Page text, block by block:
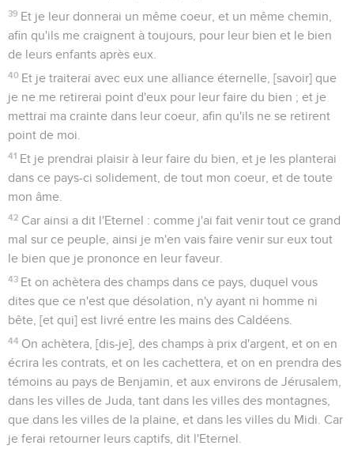
39 Et je leur donnerai un même coeur, et un même chemin,
afin qu'ils me craignent à toujours, pour leur bien et le bien
de leurs enfants après eux.
40 Et je traiterai avec eux une alliance éternelle, [savoir] que
je ne me retirerai point d'eux pour leur faire du bien ; et je
mettrai ma crainte dans leur coeur, afin qu'ils ne se retirent
point de moi.
41 Et je prendrai plaisir à leur faire du bien, et je les planterai
dans ce pays-ci solidement, de tout mon coeur, et de toute
mon âme.
42 Car ainsi a dit l'Eternel : comme j'ai fait venir tout ce grand
mal sur ce peuple, ainsi je m'en vais faire venir sur eux tout
le bien que je prononce en leur faveur.
43 Et on achètera des champs dans ce pays, duquel vous
dites que ce n'est que désolation, n'y ayant ni homme ni
bête, [et qui] est livré entre les mains des Caldéens.
44 On achètera, [dis-je], des champs à prix d'argent, et on en
écrira les contrats, et on les cachettera, et on en prendra des
témoins au pays de Benjamin, et aux environs de Jérusalem,
dans les villes de Juda, tant dans les villes des montagnes,
que dans les villes de la plaine, et dans les villes du Midi. Car
je ferai retourner leurs captifs, dit l'Eternel.